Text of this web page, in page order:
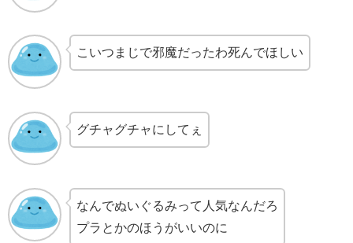
こいつまじで邪魔だったわ死んでほしい
グチャグチャにしてぇ
なんでぬいぐるみって人気なんだろ
プラとかのほうがいいのに